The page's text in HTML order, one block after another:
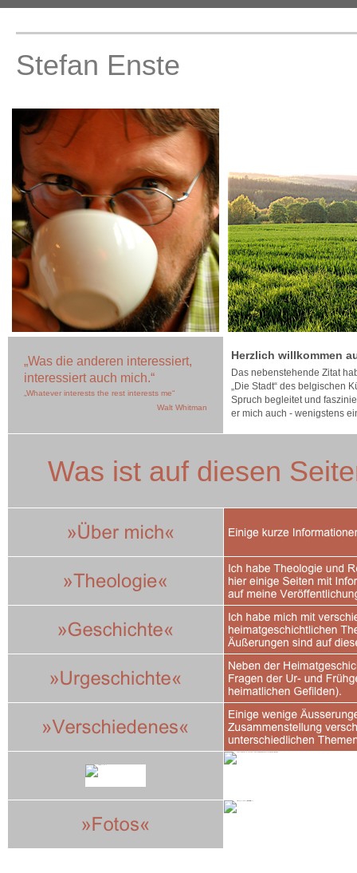
Stefan Enste
Das nebenstehende Zitat
„Die Stadt“ des belgischen
Spruch begleitet und
er mich auch - wenigstens
Herzlich willkommen
„Was die anderen interessiert,
interessiert auch mich.“
„Whatever interests the rest interests me“
Walt Whitman
Was ist auf diesen